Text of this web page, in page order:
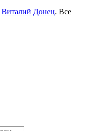
Виталий Донец. Все